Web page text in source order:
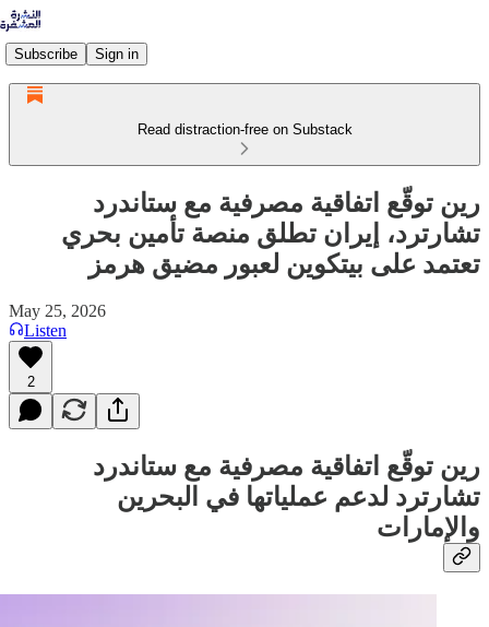
Subscribe Sign in
Read distraction-free on Substack
رين توقّع اتفاقية مصرفية مع ستاندرد
تشارترد، إيران تطلق منصة تأمين بحري
تعتمد على بيتكوين لعبور مضيق هرمز
May 25, 2026
Listen
2
رين توقّع اتفاقية مصرفية مع ستاندرد
تشارترد لدعم عملياتها في البحرين
والإمارات